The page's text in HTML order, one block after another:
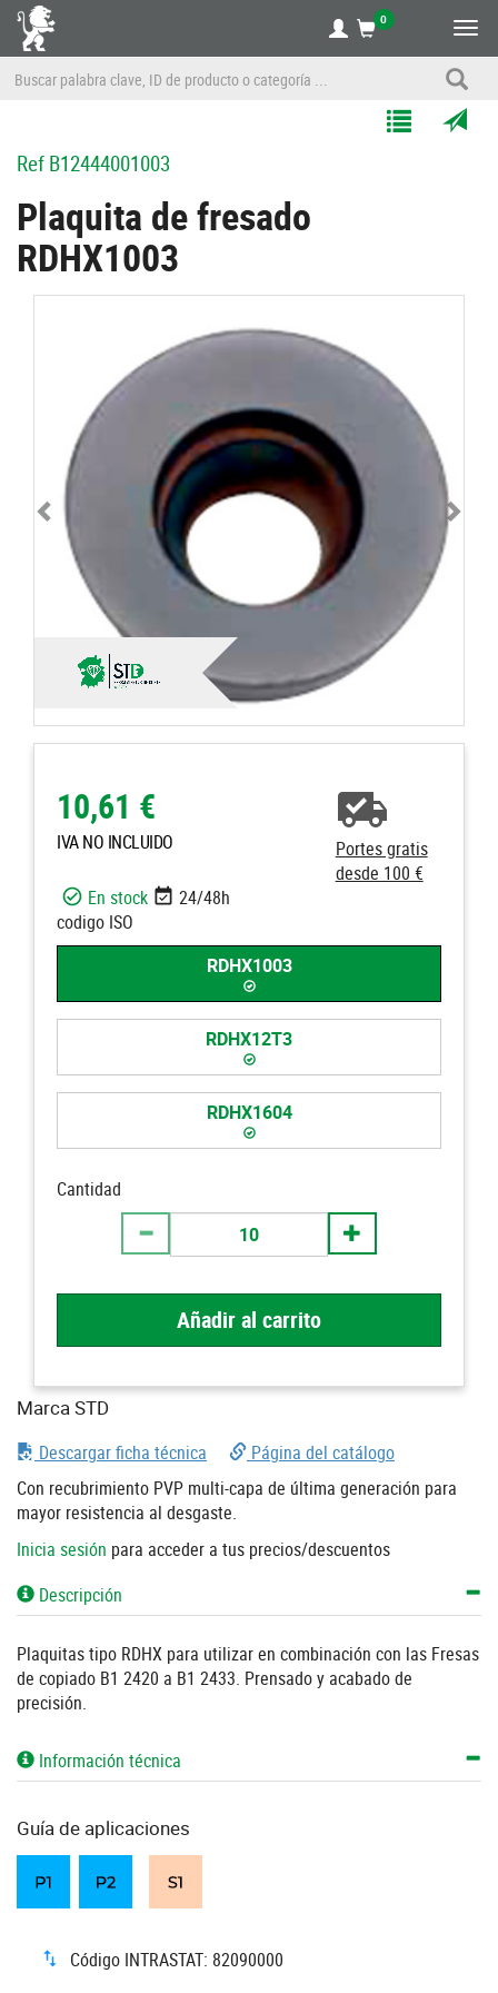
0
RefB12444001003
Plaquita de fresado
RDHX1003
10,61 €
IVA NO INCLUIDO
Portes gratis
desde 100 €
En stock
24/48h
codigo ISO
RDHX1003
RDHX12T3
RDHX1604
Cantidad
Añadir al carrito
Marca STD
Descargar ficha técnica
Página del catálogo
Con recubrimiento PVP multi-capa de última generación para
mayor resistencia al desgaste.
Inicia sesión para acceder a tus precios/descuentos
Descripción
Plaquitas tipo RDHX para utilizar en combinación con las Fresas
de copiado B1 2420 a B1 2433. Prensado y acabado de
precisión.
Información técnica
Guía de aplicaciones
Código INTRASTAT: 82090000